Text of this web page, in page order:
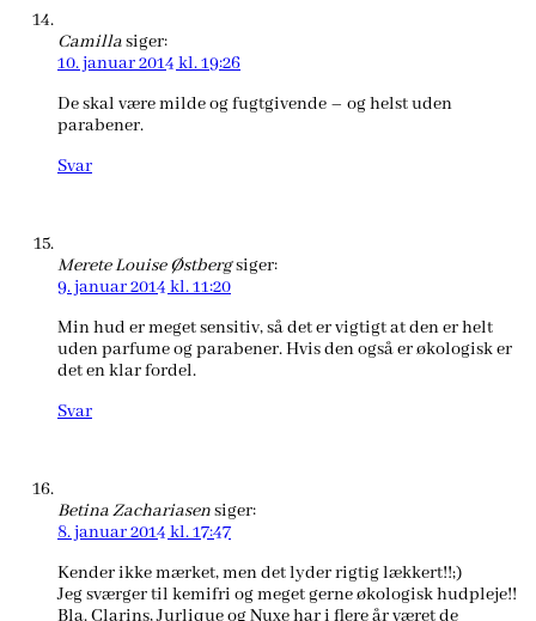
Camillasiger:
10. januar 2014 kl. 19:26
De skal være milde og fugtgivende – og helst uden
parabener.
Svar
Merete Louise Østbergsiger:
9. januar 2014 kl. 11:20
Min hud er meget sensitiv, så det er vigtigt at den er helt
uden parfume og parabener. Hvis den også er økologisk er
det en klar fordel.
Svar
Betina Zachariasensiger:
8. januar 2014 kl. 17:47
Kender ikke mærket, men det lyder rigtig lækkert!!;)
Jeg sværger til kemifri og meget gerne økologisk hudpleje!!
Bla. Clarins, Jurlique og Nuxe har i flere år været de